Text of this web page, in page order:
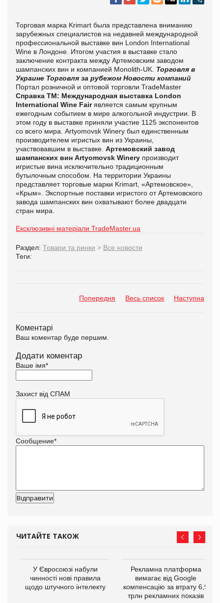
Торговая марка Krimart была представлена вниманию
зарубежных специалистов на недавней международной
профессиональной выставке вин London International
Wine в Лондоне. Итогом участия в выставке стало
заключение контракта между Артемовским заводом
шампанских вин и компанией Monolith-UK. Торговля в
Украине Торговля за рубежом Новости компаний
Портал розничной и оптовой торговли TradeMaster
Справка ТМ: Международная выставка London
International Wine Fairявляется самым крупным
ежегодным событием в мире алкогольной индустрии. В
этом году в выставке приняли участие 1125 экспонентов
со всего мира. Artyomovsk Winery был единственным
производителем игристых вин из Украины,
участвовавшим в выставке. Артемовский завод
шампанских вин Artyomovsk Winery производит
игристые вина исключительно традиционным
бутылочным способом. На территории Украины
представляет торговые марки Krimаrt, «Артемовское»,
«Крым». Экспортные поставки игристого от Артемовского
завода шампанских вин охватывают более двадцати
стран мира.
Ексклюзивні матеріали TradeMaster.ua
Раздел: Товари та ринки > Все новости
Теги:
Попередня Весь список Наступна
Коментарі
Ваш коментар буде першим.
Додати коментар
Ваше імя*
Захист від СПАМ
Сообщение*
ЧИТАЙТЕ ТАКОЖ
У Євросоюзі набули
чинності нові правила
щодо штучного інтелекту
Рекламна платформа
вимагає від Google
компенсацію за втрату 6,9
трлн рекламних показів